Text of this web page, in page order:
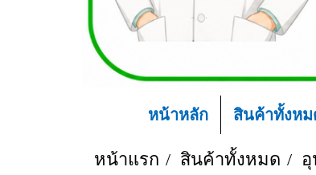
หน้าหลัก สินค้าทั้งห
หน้าแรก สินค้าทั้งหมด